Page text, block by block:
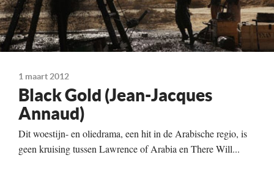
vanaf 15 maart
1 maart 2012
Black Gold (Jean-Jacques
Annaud)
Dit woestijn- en oliedrama, een hit in de Arabische regio, is
geen kruising tussen Lawrence of Arabia en There Will...